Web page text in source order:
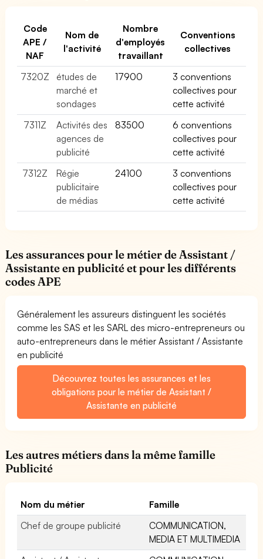
Code
APE /
NAF
Nom de
l'activité
Nombre
d'employés
travaillant
Conventions
collectives
7320Z
études de
marché et
sondages
17900
3 conventions
collectives pour
cette activité
7311Z
Activités des
agences de
publicité
83500
6 conventions
collectives pour
cette activité
7312Z
Régie
publicitaire
de médias
24100
3 conventions
collectives pour
cette activité
Les assurances pour le métier de Assistant /
Assistante en publicité et pour les différents
codes APE
Généralement les assureurs distinguent les sociétés
comme les SAS et les SARL des micro-entrepreneurs ou
auto-entrepreneurs dans le métier Assistant / Assistante
en publicité
Découvrez toutes les assurances et les
obligations pour le métier de Assistant /
Assistante en publicité
Les autres métiers dans la même famille
Publicité
Nom du métier
Famille
Chef de groupe publicité
COMMUNICATION,
MEDIA ET MULTIMEDIA